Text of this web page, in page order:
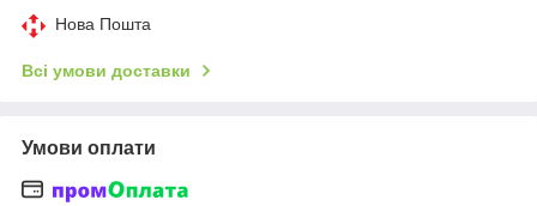
Нова Пошта
Всі умови доставки
Умови оплати